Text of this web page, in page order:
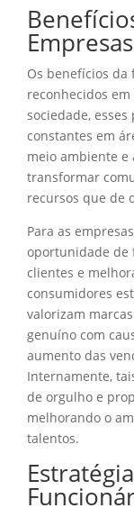
Empresas
Os benefícios
reconhecidos
sociedade,
constantes em
meio ambiente e
transformar
recursos que de
Para as
oportunidade de
clientes e
consumidores
valorizam
genuíno com
aumento das
Internamente,
de orgulho e
melhorando o
talentos.